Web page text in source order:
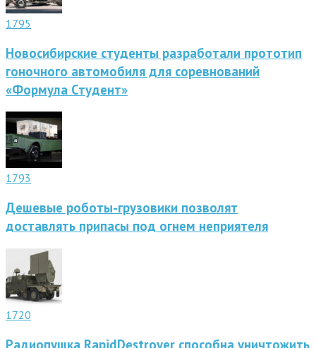
1795
Новосибирские студенты разработали прототип
гоночного автомобиля для соревнований
«Формула Студент»
1793
Дешевые роботы-грузовики позволят
доставлять припасы под огнем неприятеля
1720
Радиопушка RapidDestroyer способна уничтожить